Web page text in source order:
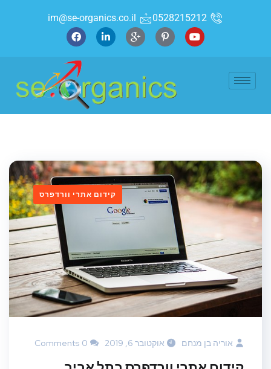
0528215212
im@se-organics.co.il
קידום אתרי וורדפרס
אוריה בן מנחם אוקטובר 6, 2019 0 Comments